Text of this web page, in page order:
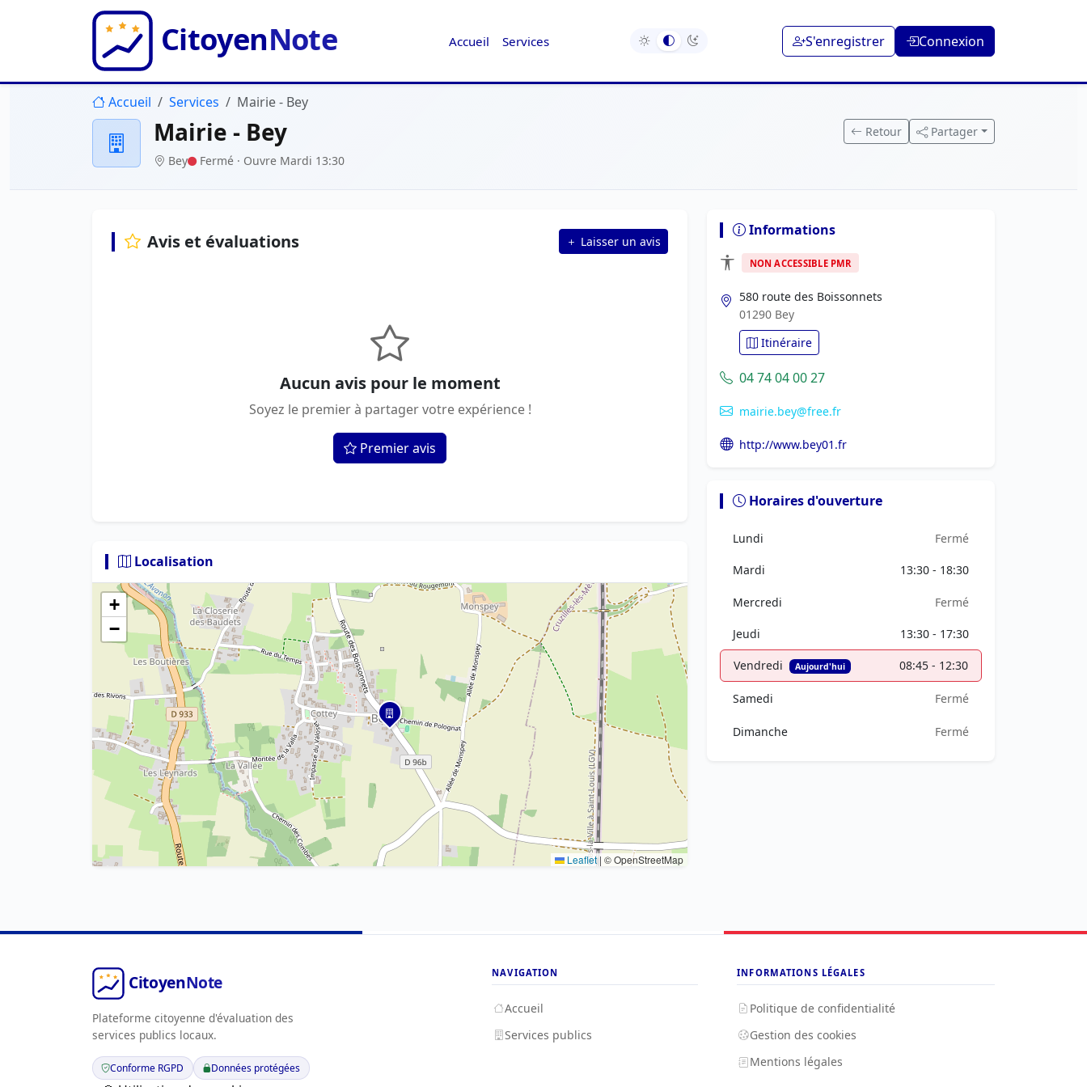
Accueil Services S'enregistrer Connexion
Accueil Services Mairie - Bey
Mairie - Bey
Bey Fermé · Ouvre Mardi 13:30
Retour Partager
Avis et évaluations Laisser un avis
Aucun avis pour le moment
Soyez le premier à partager votre expérience !
Premier avis
Localisation
+
−
Leaflet | © OpenStreetMap
Informations
NON ACCESSIBLE PMR
580 route des Boissonnets
01290 Bey
Itinéraire
04 74 04 00 27
mairie.bey@free.fr
http://www.bey01.fr
Horaires d'ouverture
Lundi Fermé
Mardi 13:30 - 18:30
Mercredi Fermé
Jeudi 13:30 - 17:30
Vendredi Aujourd'hui 08:45 - 12:30
Samedi Fermé
Dimanche Fermé
Plateforme citoyenne d'évaluation des
services publics locaux.
Conforme RGPD Données protégées
NAVIGATION
Accueil
Services publics
INFORMATIONS LÉGALES
Politique de confidentialité
Gestion des cookies
Mentions légales